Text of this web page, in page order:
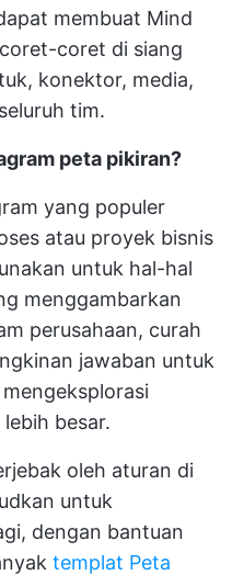
membuat Mind
coret di siang
konektor, media,
tim.
peta pikiran?
yang populer
atau proyek bisnis
untuk hal-hal
menggambarkan
perusahaan, curah
jawaban untuk
besar.
oleh aturan di
untuk
dengan bantuan
templat Peta